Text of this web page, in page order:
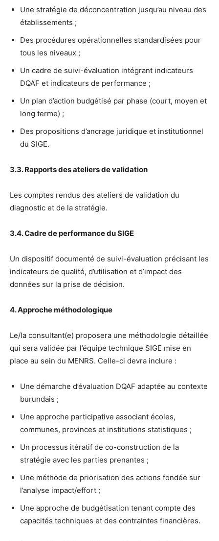
Une stratégie de déconcentration jusqu’au niveau des
établissements ;
Des procédures opérationnelles standardisées pour
tous les niveaux ;
Un cadre de suivi-évaluation intégrant indicateurs
DQAF et indicateurs de performance ;
Un plan d’action budgétisé par phase (court, moyen et
long terme) ;
Des propositions d’ancrage juridique et institutionnel
du SIGE.
3.3. Rapports des ateliers de validation
Les comptes rendus des ateliers de validation du
diagnostic et de la stratégie.
3.4. Cadre de performance du SIGE
Un dispositif documenté de suivi-évaluation précisant les
indicateurs de qualité, d’utilisation et d’impact des
données sur la prise de décision.
4. Approche méthodologique
Le/la consultant(e) proposera une méthodologie détaillée
qui sera validée par l’équipe technique SIGE mise en
place au sein du MENRS. Celle-ci devra inclure :
Une démarche d’évaluation DQAF adaptée au contexte
burundais ;
Une approche participative associant écoles,
communes, provinces et institutions statistiques ;
Un processus itératif de co-construction de la
stratégie avec les parties prenantes ;
Une méthode de priorisation des actions fondée sur
l’analyse impact/effort ;
Une approche de budgétisation tenant compte des
capacités techniques et des contraintes financières.